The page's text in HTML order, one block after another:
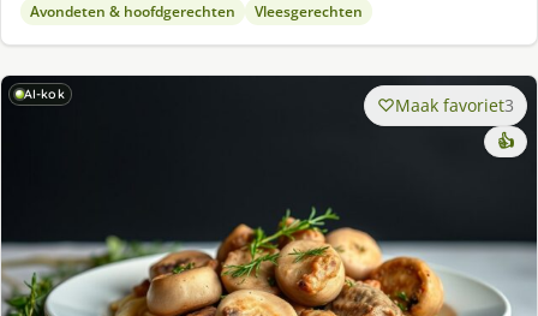
Avondeten & hoofdgerechten Vleesgerechten
AI-kok Maak favoriet3
👍